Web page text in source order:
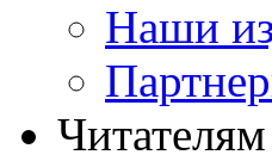
Наши
Читателям